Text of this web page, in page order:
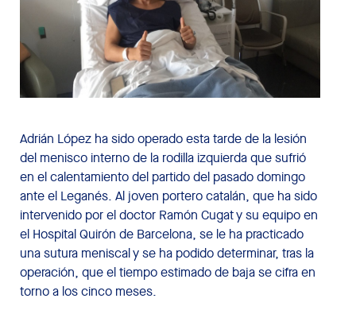
Adrián López ha sido operado esta tarde de la lesión
del menisco interno de la rodilla izquierda que sufrió
en el calentamiento del partido del pasado domingo
ante el Leganés. Al joven portero catalán, que ha sido
intervenido por el doctor Ramón Cugat y su equipo en
el Hospital Quirón de Barcelona, se le ha practicado
una sutura meniscal y se ha podido determinar, tras la
operación, que el tiempo estimado de baja se cifra en
torno a los cinco meses.